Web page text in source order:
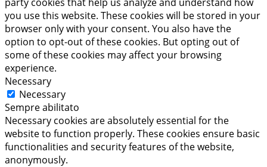
you use this website. These cookies will be stored in your
browser only with your consent. You also have the
option to opt-out of these cookies. But opting out of
some of these cookies may affect your browsing
experience.
Necessary
Necessary
Sempre abilitato
Necessary cookies are absolutely essential for the
website to function properly. These cookies ensure basic
functionalities and security features of the website,
anonymously.